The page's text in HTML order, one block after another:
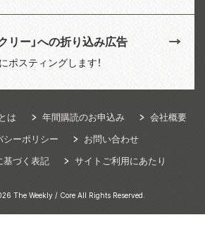
リー」への折り込み広告
ポスティングします！
は 年間購読のお申込み
会社概要
シーポリシー
お問い合わせ
基づく表記
サイトご利用にあたり
The Weekly / Core All Rights Reserved.